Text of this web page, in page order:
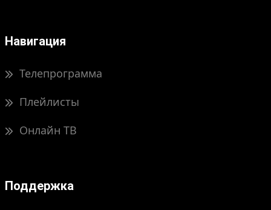
Навигация
Телепрограмма
Плейлисты
Онлайн ТВ
Поддержка